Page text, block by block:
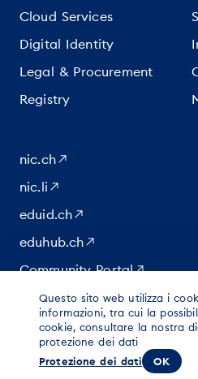
Questo sito web utilizza i
informazioni, tra cui la
cookie, consultare la nostra
protezione dei dati
Protezione dei dati
OK
Cloud Services
Digital Identity
Legal & Procurement
Registry
nic.ch
nic.li
eduid.ch
eduhub.ch
Community Portal
© 2026 per contenuti di Switch |
Informazioni legali | Protezione